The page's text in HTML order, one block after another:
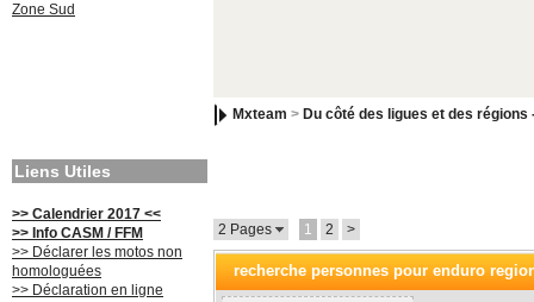
Zone Sud
Liens Utiles
>> Calendrier 2017 <<
>> Info CASM / FFM
>> Déclarer les motos non
homologuées
>> Déclaration en ligne
Mxteam > Du côté des ligues et des régions
2 Pages 1 2 >
recherche personnes pour enduro